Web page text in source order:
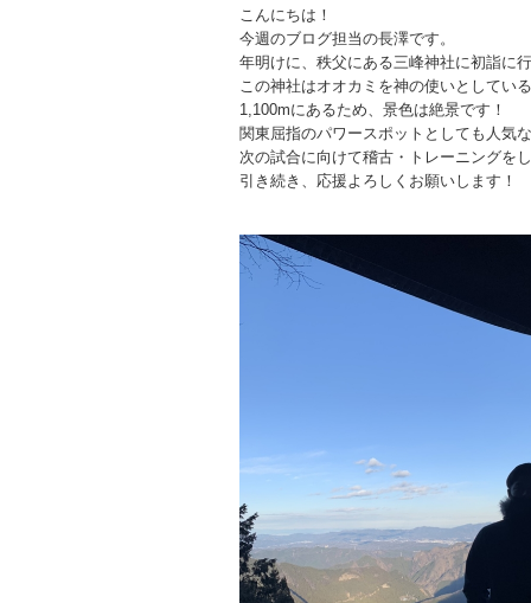
こんにちは！
今週のブログ担当の長澤です。
年明けに、秩父にある三峰神社に初詣に
この神社はオオカミを神の使いとしてい
1,100mにあるため、景色は絶景です！
関東屈指のパワースポットとしても人気
次の試合に向けて稽古・トレーニングを
引き続き、応援よろしくお願いします！